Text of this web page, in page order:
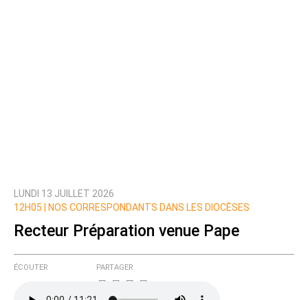
LUNDI 13 JUILLET 2026
12H05 |
NOS CORRESPONDANTS DANS LES DIOCÈSES
Recteur Préparation venue Pape
ÉCOUTER PARTAGER